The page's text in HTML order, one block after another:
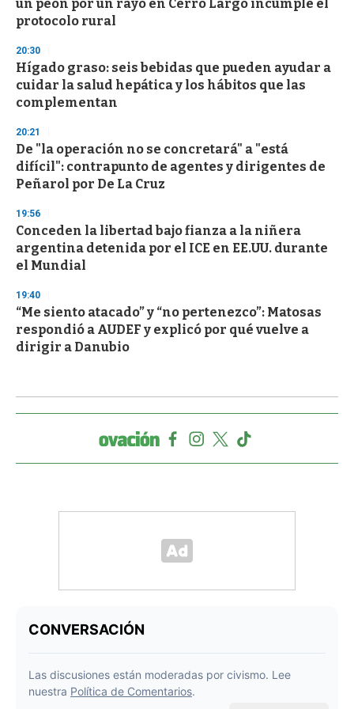
un peón por un rayo en Cerro Largo incumple el
protocolo rural
20:30
Hígado graso: seis bebidas que pueden ayudar a
cuidar la salud hepática y los hábitos que las
complementan
20:21
De "la operación no se concretará" a "está
difícil": contrapunto de agentes y dirigentes de
Peñarol por De La Cruz
19:56
Conceden la libertad bajo fianza a la niñera
argentina detenida por el ICE en EE.UU. durante
el Mundial
19:40
“Me siento atacado” y “no pertenezco”: Matosas
respondió a AUDEF y explicó por qué vuelve a
dirigir a Danubio